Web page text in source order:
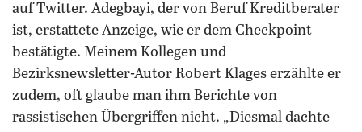
auf Twitter. Adegbayi, der von Beruf Kreditberater
ist, erstattete Anzeige, wie er dem Checkpoint
bestätigte. Meinem Kollegen und
Bezirksnewsletter-Autor Robert Klages erzählte er
zudem, oft glaube man ihm Berichte von
rassistischen Übergriffen nicht. „Diesmal dachte